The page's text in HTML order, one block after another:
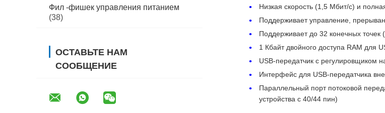
Фил -фишек управления питанием
(38)
ОСТАВЬТЕ НАМ
СООБЩЕНИЕ
Низкая скорость (1,5 Мбит/с) и
Поддерживает управление,
Поддерживает до 32 конечных точек
1 Кбайт двойного доступа RAM для
USB-передатчик с регулировщиком
Интерфейс для USB-передатчика
Параллельный порт потоковой
устройства с 40/44 пин)